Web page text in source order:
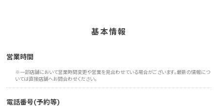
基本情報
営業時間
※一部店舗において営業時間変更や営業を見合わせている場合がございます。最新の情報につ
いては直接店舗へお問合わせください。
電話番号(予約等)